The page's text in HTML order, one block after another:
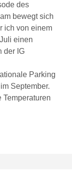
des
bewegt sich
ich von einem
einen
der IG
Parking
September.
Temperaturen